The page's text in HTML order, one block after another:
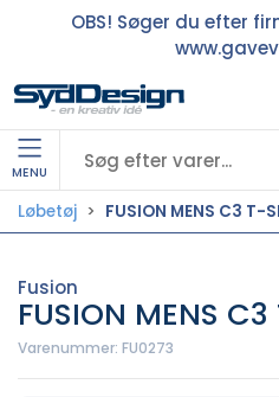
OBS! Søger du efter
MENU
Løbetøj FUSION MENS C3 T-
Fusion
FUSION MENS C3
Varenummer: FU0273